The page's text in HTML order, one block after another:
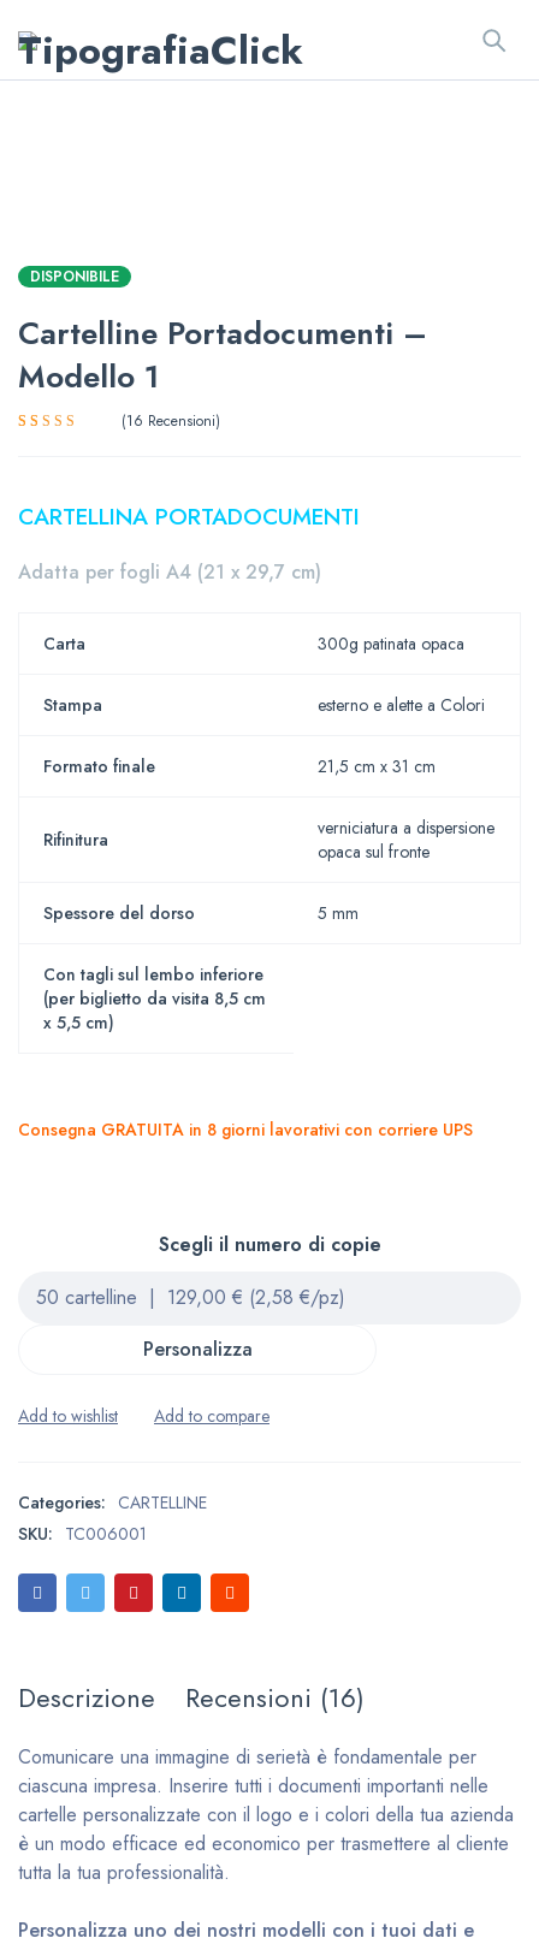
DISPONIBILE
Cartelline Portadocumenti –
Modello 1
recensioni
16 Recensioni
CARTELLINA PORTADOCUMENTI
Adatta per fogli A4 (21 x 29,7 cm)
Carta 300g patinata opaca
Stampa esterno e alette a Colori
Formato finale 21,5 cm x 31 cm
Rifinitura
verniciatura a dispersione
opaca sul fronte
Spessore del dorso 5 mm
Con tagli sul lembo inferiore
(per biglietto da visita 8,5 cm
x 5,5 cm)
Consegna GRATUITA in 8 giorni lavorativi con corriere UPS
Scegli il numero di copie
Personalizza
Categories: CARTELLINE
SKU: TC006001
Descrizione Recensioni (16)
Comunicare una immagine di serietà è fondamentale per
ciascuna impresa. Inserire tutti i documenti importanti nelle
cartelle personalizzate con il logo e i colori della tua azienda
è un modo efficace ed economico per trasmettere al cliente
tutta la tua professionalità.
Personalizza uno dei nostri modelli con i tuoi dati e